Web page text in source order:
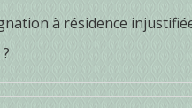
à résidence